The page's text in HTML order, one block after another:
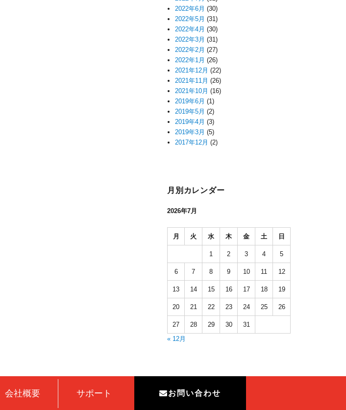
2022年6月 (30)
2022年5月 (31)
2022年4月 (30)
2022年3月 (31)
2022年2月 (27)
2022年1月 (26)
2021年12月 (22)
2021年11月 (26)
2021年10月 (16)
2019年6月 (1)
2019年5月 (2)
2019年4月 (3)
2019年3月 (5)
2017年12月 (2)
月別カレンダー
2026年7月
月 火 水 木 金 土 日
1 2 3 4 5
6 7 8 9 10 11 12
13 14 15 16 17 18 19
20 21 22 23 24 25 26
27 28 29 30
31
« 12月
会社概要 サポート お問い合わせ